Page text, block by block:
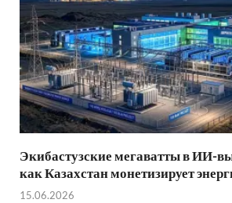
Экибастузские мегаватты в ИИ-
как Казахстан монетизирует
15.06.2026